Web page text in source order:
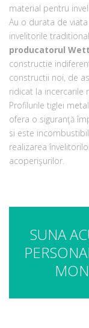
material pentru
Au o durata de
invelitorile
producatorul
constructie
constructii noi, de
ridicat la incercarile
Profilurile tiglei
ofera o siguranţă
si este
realizarea
acoperişurilor.
SUNA